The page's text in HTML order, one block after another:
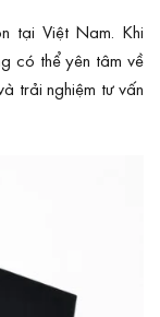
tại Việt Nam. Khi
có thể yên tâm về
trải nghiệm tư vấn